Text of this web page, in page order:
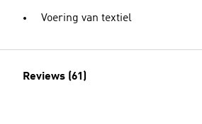
Voering van textiel
Reviews (61)